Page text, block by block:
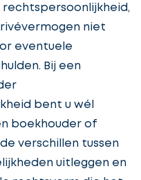
niet
eventuele
Bij een
bent u wél
boekhouder of
verschillen tussen
uitleggen en